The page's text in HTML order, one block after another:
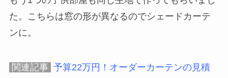
た。こちらは窓の形が異なるのでシェードカーテ
ンに。
関連記事 予算22万円！オーダーカーテンの見積